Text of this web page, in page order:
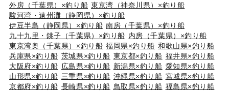
外房（千葉県）×釣り船 東京湾（神奈川県）×釣り船
駿河湾・遠州灘（静岡県）×釣り船
伊豆半島（静岡県）×釣り船 南房（千葉県）×釣り船
九十九里・銚子（千葉県）×釣り船 内房（千葉県）×釣り船
東京湾奥（千葉県）×釣り船 福岡県×釣り船 和歌山県×釣り船
兵庫県×釣り船 茨城県×釣り船 東京都×釣り船 福井県×釣り船
大阪府×釣り船 広島県×釣り船 新潟県×釣り船 愛知県×釣り船
山形県×釣り船 三重県×釣り船 沖縄県×釣り船 宮城県×釣り船
京都府×釣り船 長崎県×釣り船 鳥取県×釣り船 福島県×釣り船